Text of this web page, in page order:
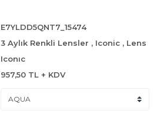
E7YLDD5QNT7_15474
3 Aylık Renkli Lensler , Iconic , Lens
Iconıc
957,50 TL + KDV